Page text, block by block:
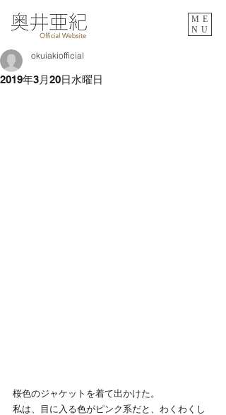
ME
NU
2019年3月20日水曜日
okuiakiofficial
桜色のジャケットを着て出かけた。
私は、目に入る色がピンク系だと、わくわくし